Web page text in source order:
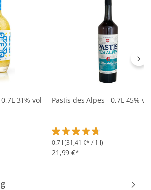
31% vol
von 3.2 von 5 Sternen
Pastis des Alpes - 0,7L 45% vol
Durchschnittliche
0.7 l (31,41 €* / 1 l)
21,99 €*